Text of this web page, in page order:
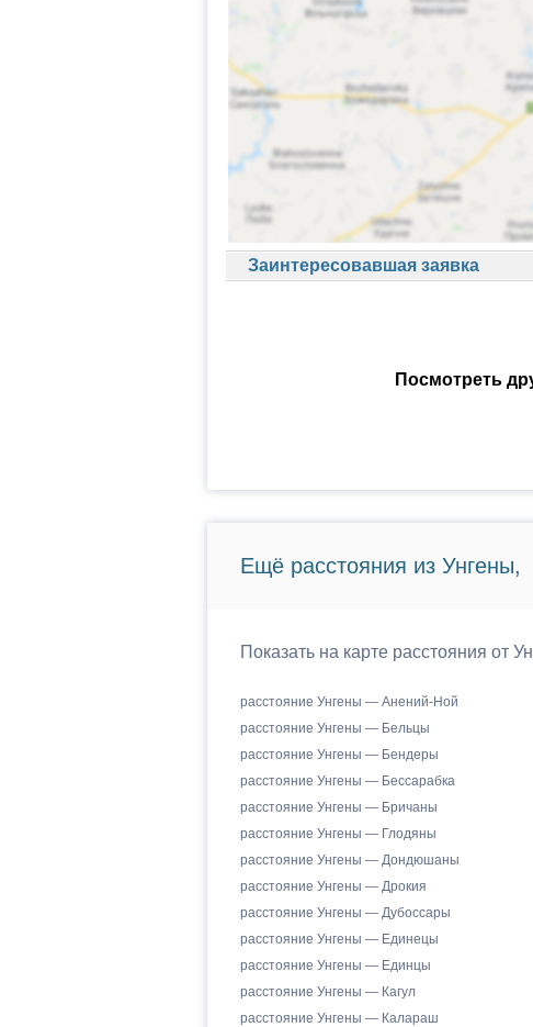
Заинтересовавшая заявка
Посмотреть
Ещё расстояния из Унгены,
Показать на карте расстояния от
расстояние Унгены — Анений-Ной
расстояние Унгены — Бельцы
расстояние Унгены — Бендеры
расстояние Унгены — Бессарабка
расстояние Унгены — Бричаны
расстояние Унгены — Глодяны
расстояние Унгены — Дондюшаны
расстояние Унгены — Дрокия
расстояние Унгены — Дубоссары
расстояние Унгены — Единецы
расстояние Унгены — Единцы
расстояние Унгены — Кагул
расстояние Унгены — Калараш